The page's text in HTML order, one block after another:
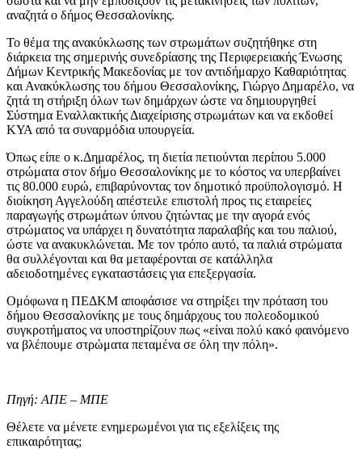
αναζητά ο δήμος Θεσσαλονίκης.
Το θέμα της ανακύκλωσης των στρωμάτων συζητήθηκε στη
διάρκεια της σημερινής συνεδρίασης της Περιφερειακής Ένωσης
Δήμων Κεντρικής Μακεδονίας με τον αντιδήμαρχο Καθαριότητας
και Ανακύκλωσης του δήμου Θεσσαλονίκης, Γιώργο Δημαρέλο, να
ζητά τη στήριξη όλων των δημάρχων ώστε να δημιουργηθεί
Σύστημα Εναλλακτικής Διαχείρισης στρωμάτων και να εκδοθεί
ΚΥΑ από τα συναρμόδια υπουργεία.
Όπως είπε ο κ.Δημαρέλος, τη διετία πετιούνται περίπου 5.000
στρώματα στον δήμο Θεσσαλονίκης με το κόστος να υπερβαίνει
τις 80.000 ευρώ, επιβαρύνοντας τον δημοτικό προϋπολογισμό. Η
διοίκηση Αγγελούδη απέστειλε επιστολή προς τις εταιρείες
παραγωγής στρωμάτων ύπνου ζητώντας με την αγορά ενός
στρώματος να υπάρχει η δυνατότητα παραλαβής και του παλιού,
ώστε να ανακυκλώνεται. Με τον τρόπο αυτό, τα παλιά στρώματα
θα συλλέγονται και θα μεταφέρονται σε κατάλληλα
αδειοδοτημένες εγκαταστάσεις για επεξεργασία.
Ομόφωνα η ΠΕΔΚΜ αποφάσισε να στηρίξει την πρόταση του
δήμου Θεσσαλονίκης με τους δημάρχους του πολεοδομικού
συγκροτήματος να υποστηρίζουν πως «είναι πολύ κακό φαινόμενο
να βλέπουμε στρώματα πεταμένα σε όλη την πόλη».
Πηγή: ΑΠΕ – ΜΠΕ
Θέλετε να μένετε ενημερωμένοι για τις εξελίξεις της
επικαιρότητας;